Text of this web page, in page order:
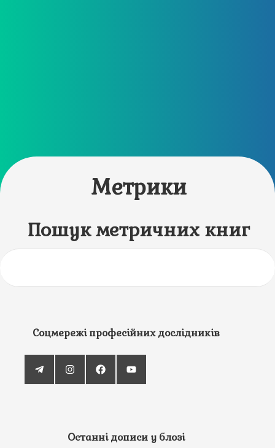
Метрики
Пошук метричних книг
Соцмережі професійних дослідників
Останні дописи у блозі